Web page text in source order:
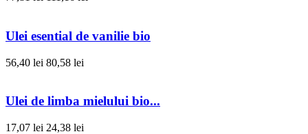
Ulei esential de vanilie bio
56,40 lei 80,58 lei
Ulei de limba mielului bio...
17,07 lei 24,38 lei